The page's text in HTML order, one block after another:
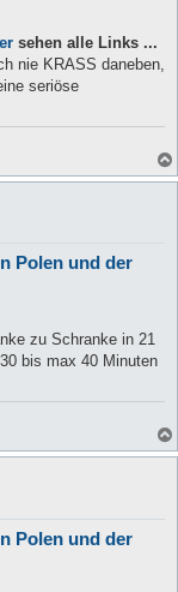
sehen alle Links ...
nie KRASS daneben,
seriöse
Polen und der
zu Schranke in 21
bis max 40 Minuten
Polen und der